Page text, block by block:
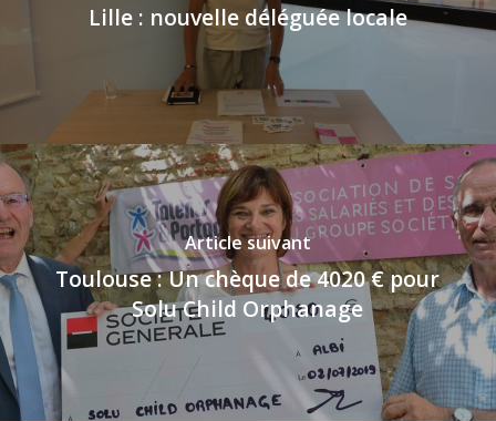
Lille : nouvelle déléguée locale
Article suivant
Toulouse : Un chèque de 4020 € pour
Solu Child Orphanage